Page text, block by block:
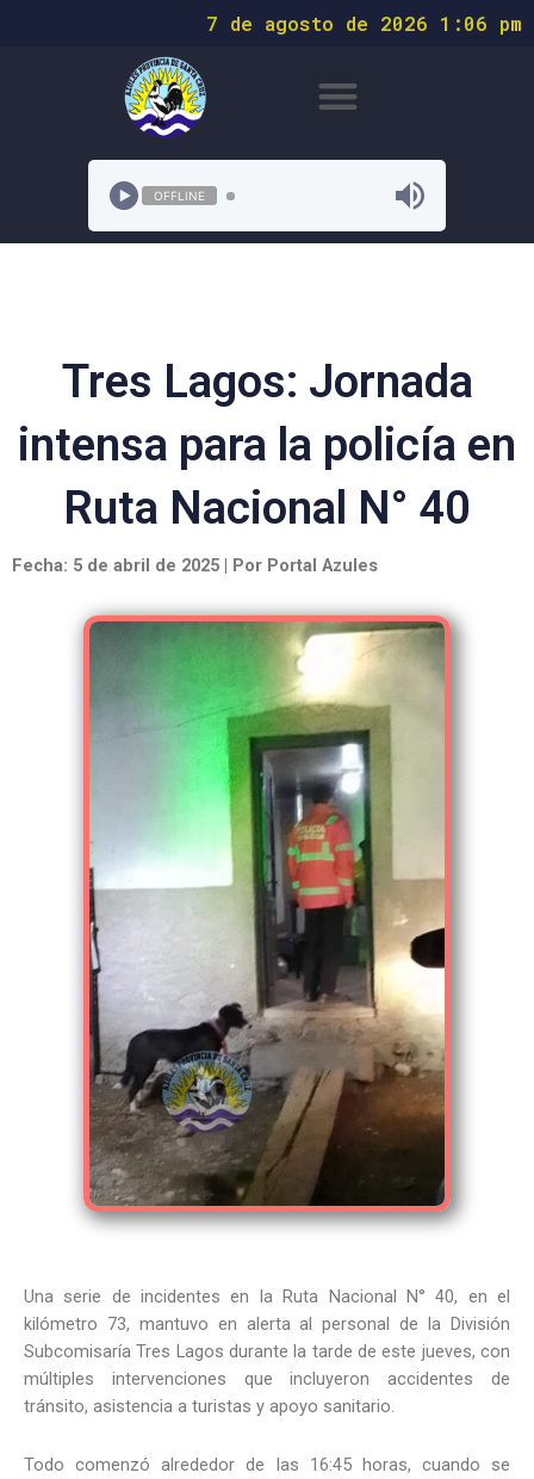
7 de agosto de 2026 1:06 pm
OFFLINE
Tres Lagos: Jornada
intensa para la policía en
Ruta Nacional N° 40
Fecha: 5 de abril de 2025 | Por Portal Azules
Una serie de incidentes en la Ruta Nacional N° 40, en el
kilómetro 73, mantuvo en alerta al personal de la División
Subcomisaría Tres Lagos durante la tarde de este jueves, con
múltiples intervenciones que incluyeron accidentes de
tránsito, asistencia a turistas y apoyo sanitario.
Todo comenzó alrededor de las 16:45 horas, cuando se